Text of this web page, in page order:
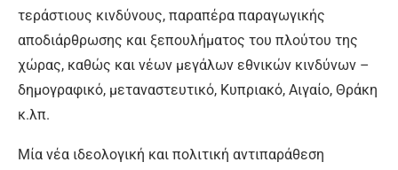
τεράστιους κινδύνους, παραπέρα παραγωγικής
αποδιάρθρωσης και ξεπουλήματος του πλούτου της
χώρας, καθώς και νέων μεγάλων εθνικών κινδύνων –
δημογραφικό, μεταναστευτικό, Κυπριακό, Αιγαίο, Θράκη
κ.λπ.
Μία νέα ιδεολογική και πολιτική αντιπαράθεση